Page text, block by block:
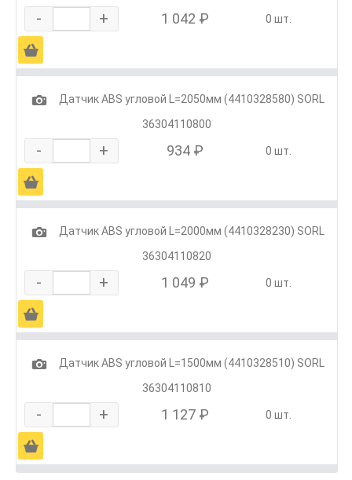
- + 1 042 ₽ 0 шт.
Ä
1
Датчик ABS угловой L=2050мм (4410328580) SORL
36304110800
- + 934 ₽ 0 шт.
Ä
1
Датчик ABS угловой L=2000мм (4410328230) SORL
36304110820
- + 1 049 ₽ 0 шт.
Ä
1
Датчик ABS угловой L=1500мм (4410328510) SORL
36304110810
- + 1 127 ₽ 0 шт.
Ä